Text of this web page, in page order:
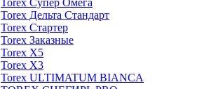
Torex Дельта Стандарт
Torex Стартер
Torex Заказные
Torex Х5
Torex Х3
Torex ULTIMATUM BIANCA